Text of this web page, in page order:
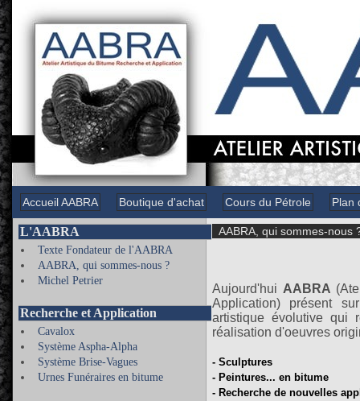
Accueil AABRA Boutique d'achat Cours du Pétrole Plan
L'AABRA
Texte Fondateur de l'AABRA
AABRA, qui sommes-nous ?
Michel Petrier
Recherche et Application
Cavalox
Système Aspha-Alpha
Système Brise-Vagues
Urnes Funéraires en bitume
AABRA, qui sommes-nous
Aujourd'hui AABRA
Application) présent
artistique évolutive qui
réalisation d'oeuvres
- Sculptures
- Peintures... en bitume
- Recherche de nouvelles